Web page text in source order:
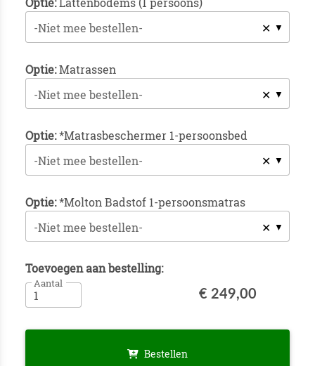
✕
-Niet mee bestellen-
Optie:Matrassen
✕
-Niet mee bestellen-
Optie:*Matrasbeschermer 1-persoonsbed
✕
-Niet mee bestellen-
Optie:*Molton Badstof 1-persoonsmatras
✕
-Niet mee bestellen-
Toevoegen aan bestelling:
Aantal
€ 249,00
Bestellen